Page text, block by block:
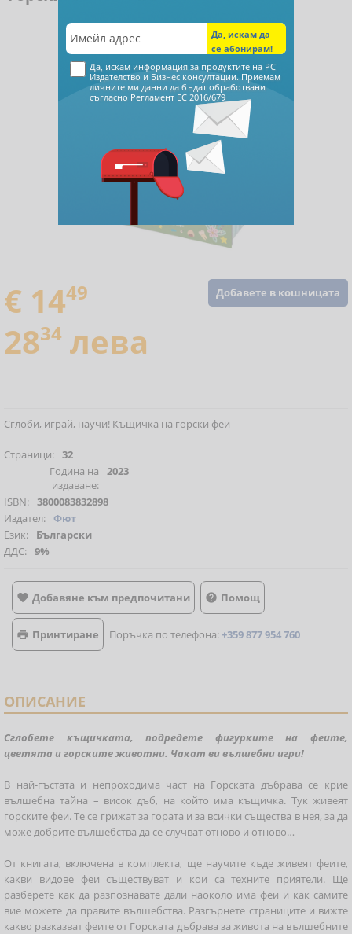
Добавете в кошницата
€ 1449
2834 лева
Сглоби, играй, научи! Къщичка на горски феи
Страници: 32
Година на
издаване:
2023
ISBN: 3800083832898
Издател: Фют
Език:
Български
ДДС: 9%
 Добавяне към предпочитани  Помощ
 Принтиране Поръчка по телефона:+359 877 954 760
ОПИСАНИЕ
Сглобете къщичката, подредете фигурките на феите,
цветята и горските животни. Чакат ви вълшебни игри!
В най-гъстата и непроходима част на Горската дъбрава се крие
вълшебна тайна – висок дъб, на който има къщичка. Тук живеят
горските феи. Те се грижат за гората и за всички същества в нея, за да
може добрите вълшебства да се случват отново и отново…
От книгата, включена в комплекта, ще научите къде живеят феите,
какви видове феи съществуват и кои са техните приятели. Ще
разберете как да разпознавате дали наоколо има феи и как самите
вие можете да правите вълшебства. Разгърнете страниците и вижте
какво разказват феите от Горската дъбрава за живота на вълшебните
Да, искам информация за продуктите на РС
Издателство и Бизнес консултации. Приемам
личните ми данни да бъдат обработвани
съгласно Регламент ЕС 2016/679